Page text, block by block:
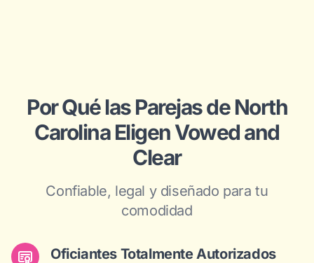
Por Qué las Parejas de North
Carolina Eligen Vowed and
Clear
Confiable, legal y diseñado para tu
comodidad
Oficiantes Totalmente Autorizados